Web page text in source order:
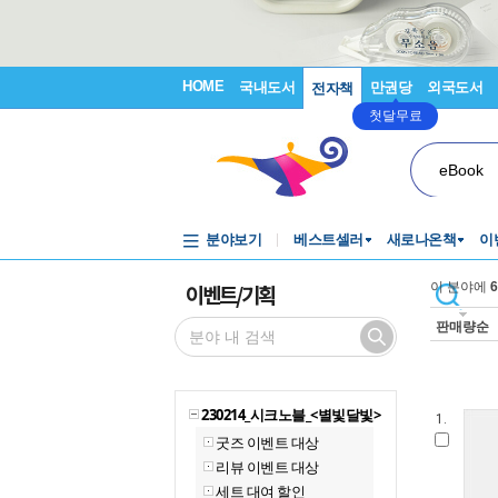
HOME 국내도서 전자책 만권당
첫달무료
외국도서
eBook
분야보기 베스트셀러 새로나온책 이
이벤트/기획
230214_시크노블_<별빛달빛>
굿즈 이벤트 대상
리뷰 이벤트 대상
세트 대여 할인
이 분야에 6
판매량순
1.